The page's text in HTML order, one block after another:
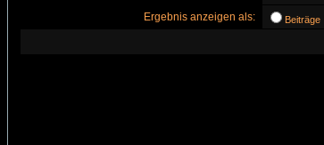
Ergebnis anzeigen als: Beiträge